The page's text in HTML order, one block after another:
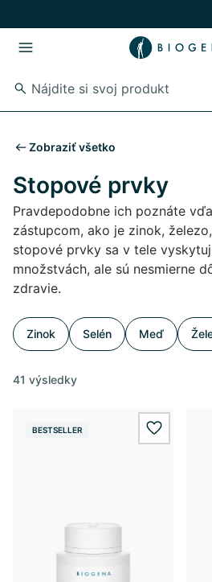
Zobraziť všetko
Stopové prvky
Pravdepodobne ich poznáte
zástupcom, ako je zinok,
stopové prvky sa v tele
množstvách, ale sú nesmierne
zdravie.
Zinok Selén Meď
41 výsledky
BESTSELLER